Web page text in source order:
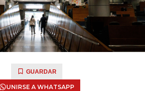
GUARDAR
UNIRSE A WHATSAPP